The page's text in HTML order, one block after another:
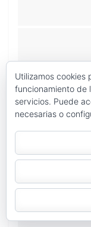
Utilizamos cookies
funcionamiento de
servicios. Puede
necesarias o